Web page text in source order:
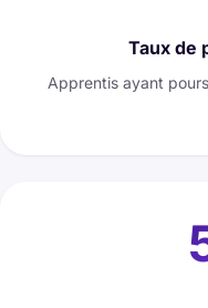
Taux de
Apprentis ayant